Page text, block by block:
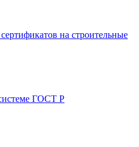
на строительные
ГОСТ Р